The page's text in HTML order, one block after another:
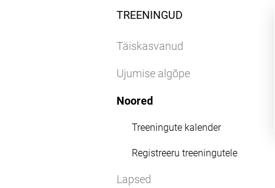
TREENINGUD
Täiskasvanud
Ujumise algõpe
Noored
Treeningute kalender
Registreeru treeningutele
Lapsed